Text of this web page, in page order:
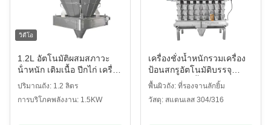
วิดีโอ
1.2L อัตโนมัติผสมสภาวะ
น้ําหนัก เติมเนื้อ ปีกไก่ เครื่อง
บรรจุ
ปริมาณถัง: 1.2 ลิตร
การบริโภคพลังงาน: 1.5KW
เครื่องชั่งน้ำหนักรวมเครื่อง
ป้อนสกรูอัตโนมัติบรรจุ
เครื่องบรรจุเนื้อสัตว์อาหาร
พื้นผิวถัง: ที่รองจานลักยิ้ม
วัสดุ: สแตนเลส 304/316